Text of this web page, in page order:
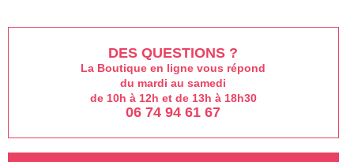
DES QUESTIONS ?
La Boutique en ligne vous répond
du mardi au samedi
de 10h à 12h et de 13h à 18h30
06 74 94 61 67